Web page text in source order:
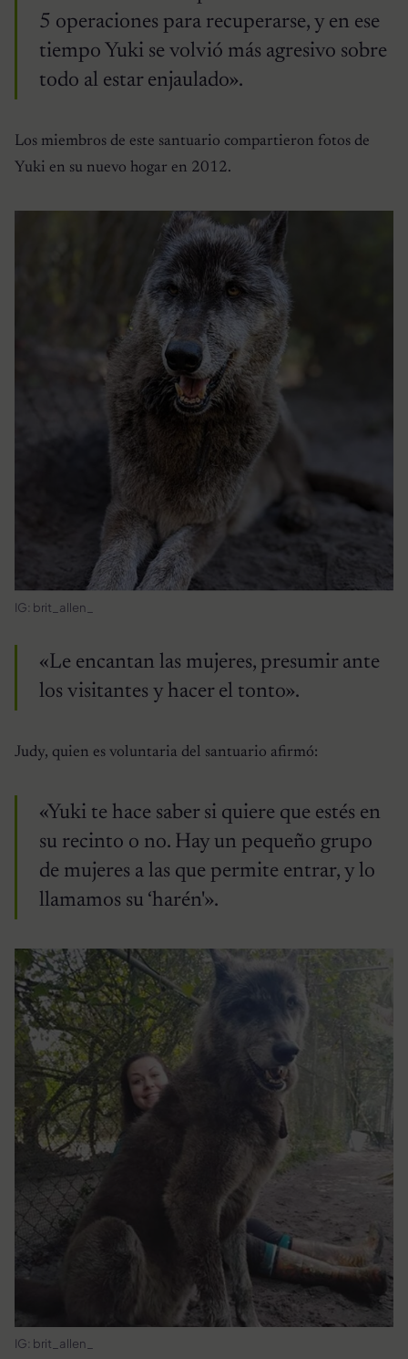
5 operaciones para recuperarse, y en ese
tiempo Yuki se volvió más agresivo sobre
todo al estar enjaulado».
Los miembros de este santuario compartieron fotos de
Yuki en su nuevo hogar en 2012.
IG: brit_allen_
«Le encantan las mujeres, presumir ante
los visitantes y hacer el tonto».
Judy, quien es voluntaria del santuario afirmó:
«Yuki te hace saber si quiere que estés en
su recinto o no. Hay un pequeño grupo
de mujeres a las que permite entrar, y lo
llamamos su ‘harén'».
IG: brit_allen_